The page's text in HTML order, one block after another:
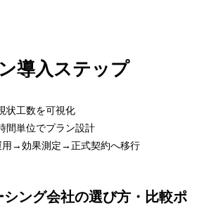
導入ステップ
状工数を可視化
間単位でプラン設計
用→効果測定→正式契約へ移行
ング会社の選び方・比較ポ
業務範囲
のスリム化
業務の削減
・従量・成果）